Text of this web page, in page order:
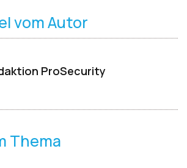
vom Autor
ProSecurity
Thema